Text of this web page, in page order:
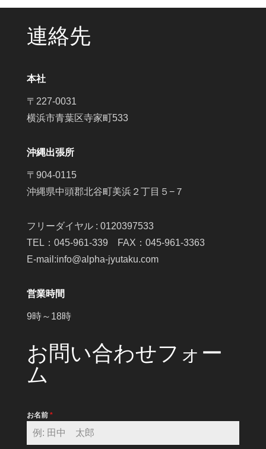
連絡先
本社
〒227-0031
横浜市青葉区寺家町533
沖縄出張所
〒904-0115
沖縄県中頭郡北谷町美浜２丁目５−７
フリーダイヤル : 0120397533
TEL：045-961-339 FAX：045-961-3363
E-mail:info@alpha-jyutaku.com
営業時間
9時～18時
お問い合わせフォー
ム
お名前 *